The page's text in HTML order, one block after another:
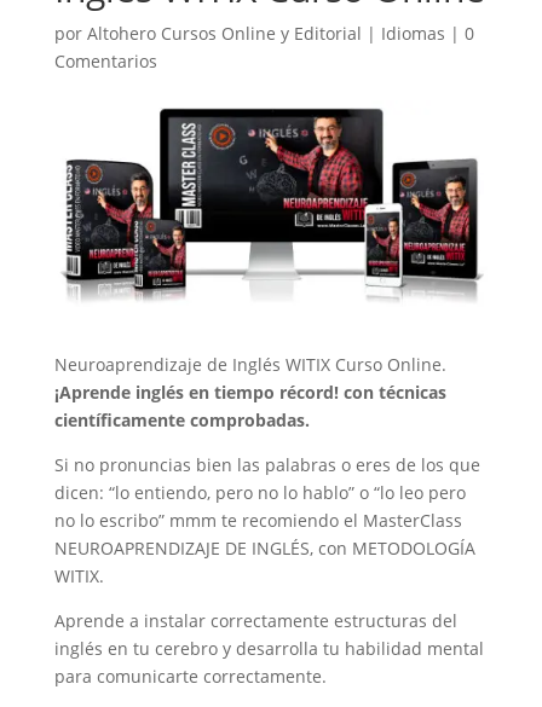
por Altohero Cursos Online y Editorial | Idiomas | 0
Comentarios
Neuroaprendizaje de Inglés WITIX Curso Online.
¡Aprende inglés en tiempo récord! con técnicas
científicamente comprobadas.
Si no pronuncias bien las palabras o eres de los que
dicen: “lo entiendo, pero no lo hablo” o “lo leo pero
no lo escribo” mmm te recomiendo el MasterClass
NEUROAPRENDIZAJE DE INGLÉS, con METODOLOGÍA
WITIX.
Aprende a instalar correctamente estructuras del
inglés en tu cerebro y desarrolla tu habilidad mental
para comunicarte correctamente.